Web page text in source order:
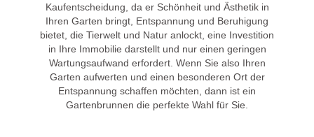
Kaufentscheidung, da er Schönheit und Ästhetik in
Ihren Garten bringt, Entspannung und Beruhigung
bietet, die Tierwelt und Natur anlockt, eine Investition
in Ihre Immobilie darstellt und nur einen geringen
Wartungsaufwand erfordert. Wenn Sie also Ihren
Garten aufwerten und einen besonderen Ort der
Entspannung schaffen möchten, dann ist ein
Gartenbrunnen die perfekte Wahl für Sie.